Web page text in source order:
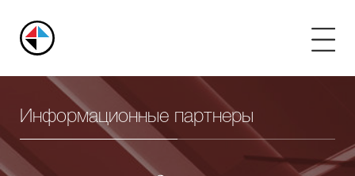
арбитражный
Информационные партнеры